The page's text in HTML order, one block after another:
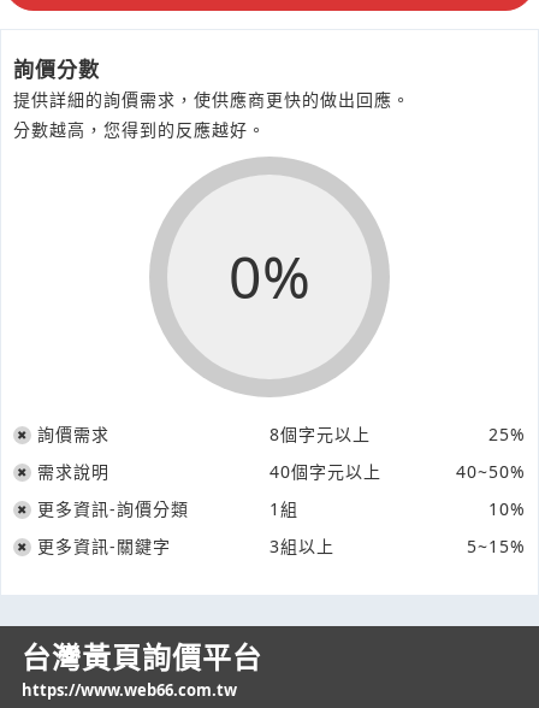
詢價分數
提供詳細的詢價需求，使供應商更快的做出回應。
分數越高，您得到的反應越好。
0%
詢價需求 8個字元以上
25%
需求說明
40個字元以上
40~50%
更多資訊-詢價分類
1組
10%
更多資訊-關鍵字
3組以上 5~15%
台灣黃頁詢價平台
https://www.web66.com.tw